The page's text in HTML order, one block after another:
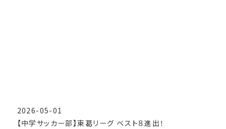
2026-05-01
【中学サッカー部】東葛リーグ ベスト８進出！